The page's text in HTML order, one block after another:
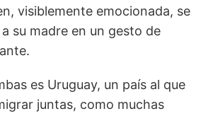
visiblemente emocionada, se
su madre en un gesto de
es Uruguay, un país al que
juntas, como muchas